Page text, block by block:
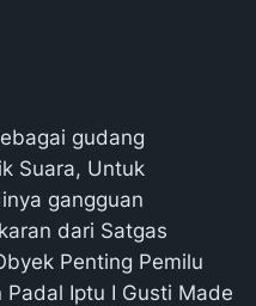
gudang
Suara, Untuk
gangguan
dari Satgas
Penting Pemilu
Padal Iptu I Gusti Made